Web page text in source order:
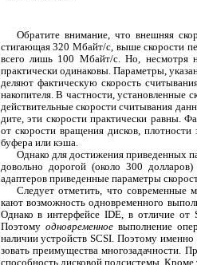
Обратите внимание, что внешняя
стигающая 320 Мбайт/с, выше скорости
всего лишь 100 Мбайт/с. Но, несмотря
практически одинаковы. Параметры,
деляют фактическую скорость
накопителя. В частности, установленные
действительные скорости считывания
дите, эти скорости практически равны.
от скорости вращения дисков,
буфера или кэша.
Однако для достижения приведенных
довольно дорогой (около 300
адаптеров приведенные параметры
Следует отметить, что современные
кают возможность одновременного
Однако в интерфейсе IDE, в отличие от
Поэтому одновременное выполнение
наличии устройств SCSI. Поэтому
зовать преимущества многозадачности.
способность дисковой подсистемы.